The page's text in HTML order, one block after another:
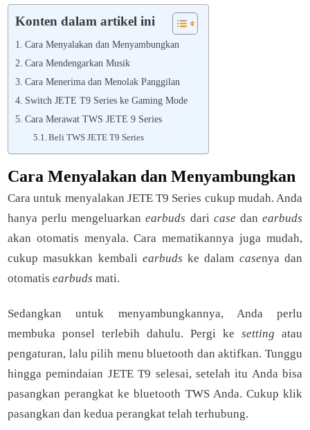
Konten dalam artikel ini
Cara Menyalakan dan Menyambungkan
Cara Mendengarkan Musik
Cara Menerima dan Menolak Panggilan
Switch JETE T9 Series ke Gaming Mode
Cara Merawat TWS JETE 9 Series
Beli TWS JETE T9 Series
Cara Menyalakan dan Menyambungkan
Cara untuk menyalakan JETE T9 Series cukup mudah. Anda
hanya perlu mengeluarkan earbuds daricase danearbuds
akan otomatis menyala. Cara mematikannya juga mudah,
cukup masukkan kembali earbuds ke dalam casenya dan
otomatis earbuds mati.
Sedangkan untuk menyambungkannya, Anda perlu
membuka ponsel terlebih dahulu. Pergi ke setting atau
pengaturan, lalu pilih menu bluetooth dan aktifkan. Tunggu
hingga pemindaian JETE T9 selesai, setelah itu Anda bisa
pasangkan perangkat ke bluetooth TWS Anda. Cukup klik
pasangkan dan kedua perangkat telah terhubung.